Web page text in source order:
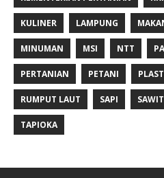
KULINER LAMPUNG
MINUMAN MSI NTT
PERTANIAN PETANI
RUMPUT LAUT SAPI SAWIT
TAPIOKA